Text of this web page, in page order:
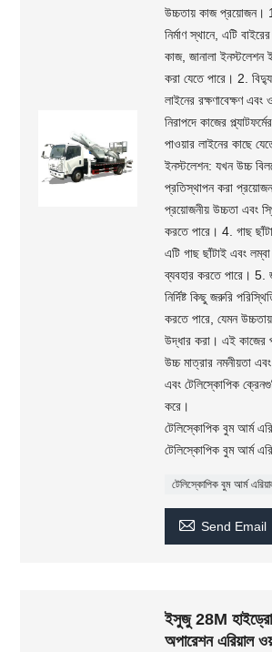
উচ্চতায় কাজ প্রয়োজন।
নির্মাণ স্থানে, এটি
কাজ, জানালা ইনস্টলেশন
করা যেতে পারে। 2.
লাইনের রক্ষণাবেক্ষণ এবং
নিরাপদে কাজের
পাওয়ার লাইনের কাছে
ইনস্টলেশন: যখন উচ্চ
প্রতিস্থাপন করা
প্রয়োজনীয় উচ্চতা এবং
করতে পারে। 4. গাছ
এটি গাছ ছাঁটাই এবং
ব্যবহার করতে পারে। 5.
নির্দিষ্ট কিছু জরুরি
করতে পারে, যেমন
উদ্ধার করা। এই কাজের
উচ্চ মাত্রার নমনীয়তা
এবং টেলিস্কোপিক
করে।
টেলিস্কোপিক বুম আর্ম
টেলিস্কোপিক বুম আর্ম
টেলিস্কোপিক বুম আর্ম
 Send Email
ইসুজু 28M
অপারেশন এরিয়াল